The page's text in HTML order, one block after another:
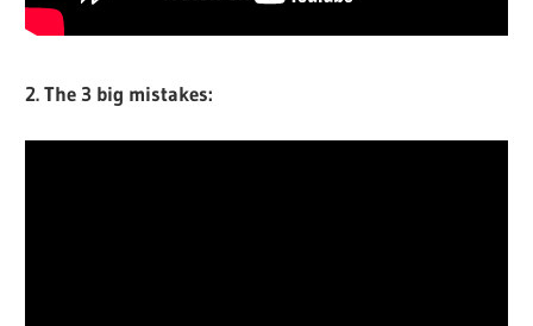
2. The 3 big mistakes: